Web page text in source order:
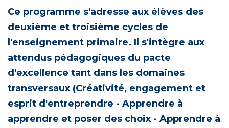
Ce programme s'adresse aux élèves des
deuxième et troisième cycles de
l'enseignement primaire. Il s'intègre aux
attendus pédagogiques du pacte
d'excellence tant dans les domaines
transversaux (Créativité, engagement et
esprit d'entreprendre - Apprendre à
apprendre et poser des choix - Apprendre à